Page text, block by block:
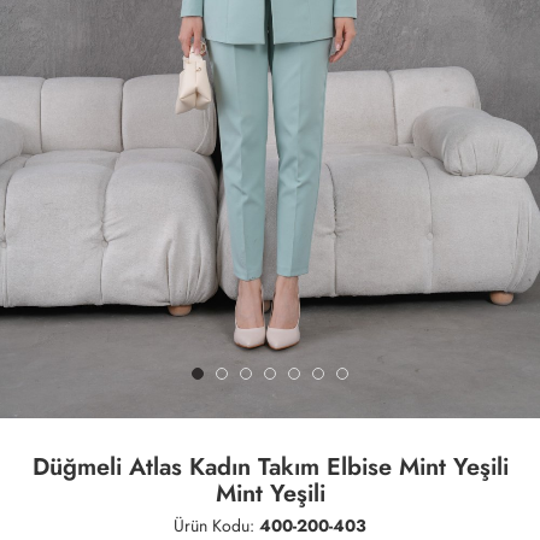
Düğmeli Atlas Kadın Takım Elbise Mint Yeşili
Mint Yeşili
Ürün Kodu: 400-200-403